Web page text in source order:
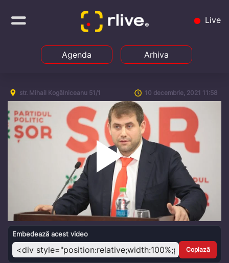
Live
Agenda Arhiva
str. Mihail Kogălniceanu 51/1 10 decembrie, 2021 11:58
Play
Video
Embedează acest video
Copiază